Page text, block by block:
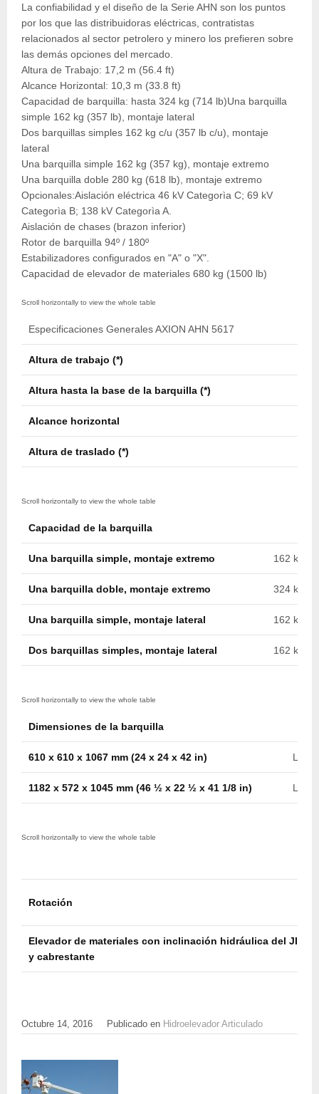
La confiabilidad y el diseño de la Serie AHN son los puntos
por los que las distribuidoras eléctricas, contratistas
relacionados al sector petrolero y minero los prefieren sobre
las demás opciones del mercado.
Altura de Trabajo: 17,2 m (56.4 ft)
Alcance Horizontal: 10,3 m (33.8 ft)
Capacidad de barquilla: hasta 324 kg (714 lb)Una barquilla
simple 162 kg (357 lb), montaje lateral
Dos barquillas simples 162 kg c/u (357 lb c/u), montaje
lateral
Una barquilla simple 162 kg (357 kg), montaje extremo
Una barquilla doble 280 kg (618 lb), montaje extremo
Opcionales:Aislación eléctrica 46 kV Categorìa C; 69 kV
Categorìa B; 138 kV Categorìa A.
Aislación de chases (brazon inferior)
Rotor de barquilla 94º / 180º
Estabilizadores configurados en "A" o "X".
Capacidad de elevador de materiales 680 kg (1500 lb)
Especificaciones Generales AXION AHN 5617
Altura de trabajo (*)
Altura hasta la base de la barquilla (*)
Alcance horizontal
Altura de traslado (*)
Capacidad de la barquilla
Una barquilla simple, montaje extremo 162 kg
Una barquilla doble, montaje extremo 324 kg
Una barquilla simple, montaje lateral 162 kg
Dos barquillas simples, montaje lateral 162 kg c/
Dimensiones de la barquilla
610 x 610 x 1067 mm (24 x 24 x 42 in)
1182 x 572 x 1045 mm (46 ½ x 22 ½ x 41 1/8 in)
Rotación
Elevador de materiales con inclinación hidráulica del JIB
y cabrestante
Octubre 14, 2016 Publicado en Hidroelevador Articulado